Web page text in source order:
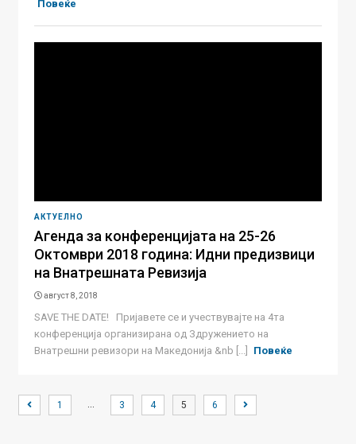
Повеќе
АКТУЕЛНО
Агенда за конференцијата на 25-26
Октомври 2018 година: Идни предизвици
на Внатрешната Ревизија
август 8, 2018
SAVE THE DATE! Пријавете се и учествувајте на 4та
конференција организирана од Здружението на
Внатрешни ревизори на Македонија &nb [...]
Повеќе
1 … 3 4 5 6